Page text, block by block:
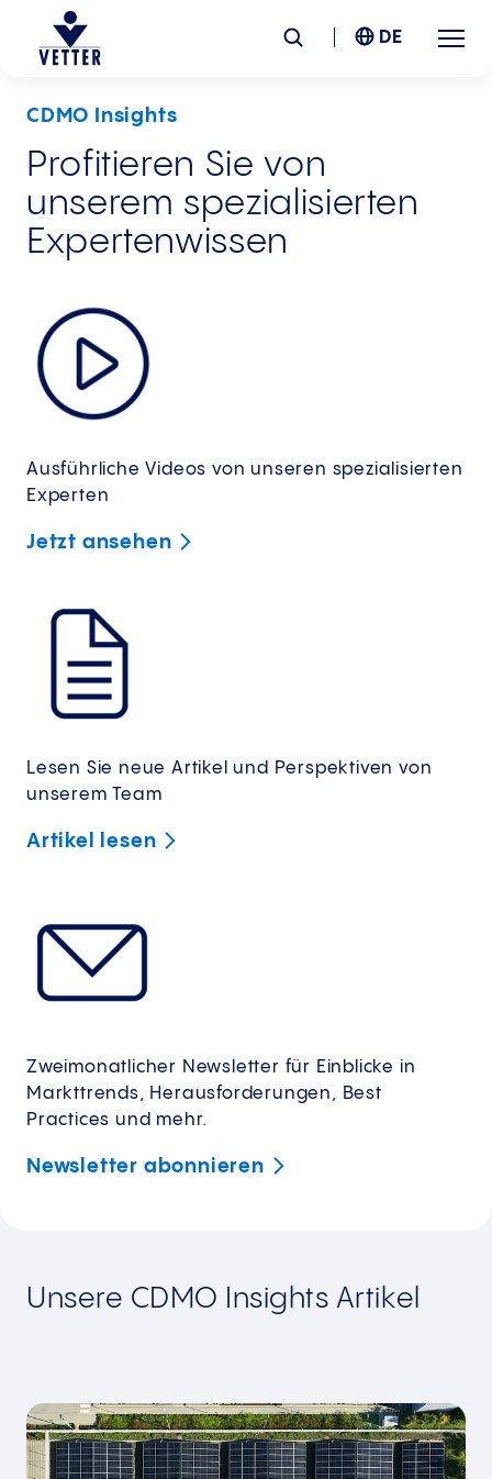
Verantwortung
Services
Standorte
News & Insights
Karriere
DE
CDMO Insights
Profitieren Sie von
unserem spezialisierten
Expertenwissen
Ausführliche Videos von unseren spezialisierten
Experten
Jetzt ansehen
Lesen Sie neue Artikel und Perspektiven von
unserem Team
Artikel lesen
Zweimonatlicher Newsletter für Einblicke in
Markttrends, Herausforderungen, Best
Practices und mehr.
Newsletter abonnieren
Unsere CDMO Insights Artikel